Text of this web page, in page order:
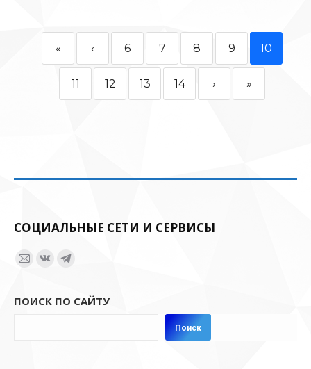
« ‹ 6 7 8 9 10
11 12 13 14 › »
СОЦИАЛЬНЫЕ СЕТИ И СЕРВИСЫ
Ищите нас:
Страница
открывается
Страница
открывается
Страница
открывается
ПОИСК ПО САЙТУ
Поиск